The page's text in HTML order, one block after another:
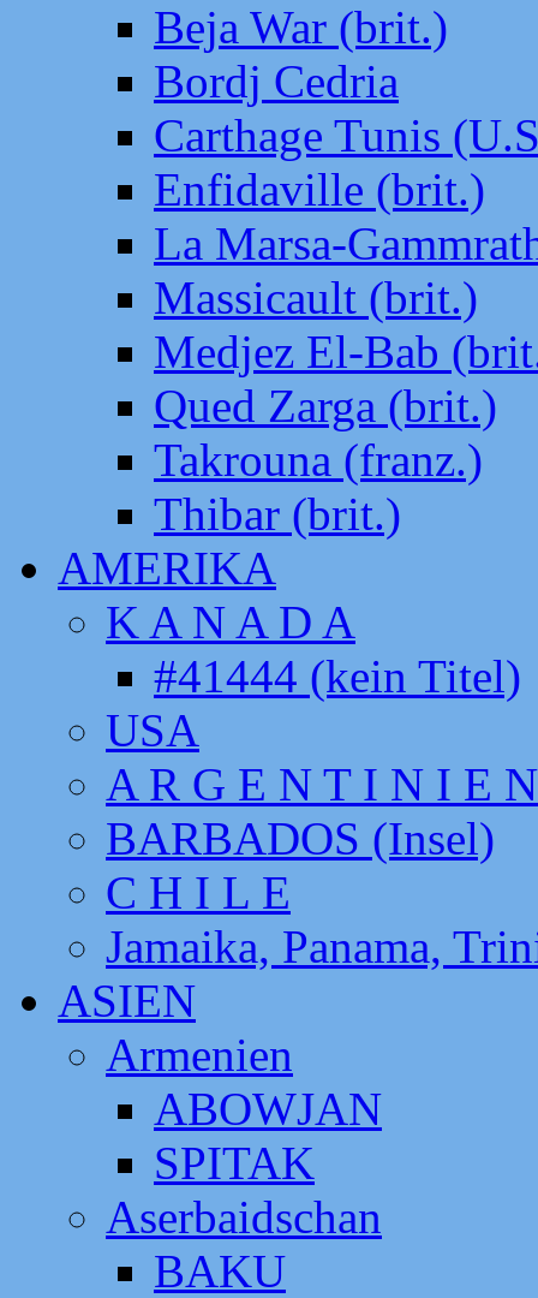
Beja War (brit.)
Bordj Cedria
Carthage Tunis
Enfidaville (brit.)
La Marsa-
Massicault (brit.)
Medjez El-Bab
Qued Zarga (brit.)
Takrouna (franz.)
Thibar (brit.)
AMERIKA
K A N A D A
#41444 (kein Titel)
USA
A R G E N T I N I E N
BARBADOS (Insel)
C H I L E
Jamaika, Panama,
ASIEN
Armenien
ABOWJAN
SPITAK
Aserbaidschan
BAKU